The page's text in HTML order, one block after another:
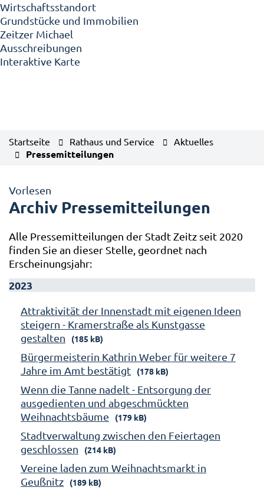
Wirtschaftsstandort
Grundstücke und Immobilien
Zeitzer Michael
Ausschreibungen
Interaktive Karte
Startseite Rathaus und Service Aktuelles
Pressemitteilungen
Vorlesen
Archiv Pressemitteilungen
Alle Pressemitteilungen der Stadt Zeitz seit 2020
finden Sie an dieser Stelle, geordnet nach
Erscheinungsjahr:
2023
Attraktivität der Innenstadt mit eigenen Ideen
steigern - Kramerstraße als Kunstgasse
gestalten
(185 kB)
Bürgermeisterin Kathrin Weber für weitere 7
Jahre im Amt bestätigt
(178 kB)
Wenn die Tanne nadelt - Entsorgung der
ausgedienten und abgeschmückten
Weihnachtsbäume
(179 kB)
Stadtverwaltung zwischen den Feiertagen
geschlossen
(214 kB)
Vereine laden zum Weihnachtsmarkt in
Geußnitz
(189 kB)